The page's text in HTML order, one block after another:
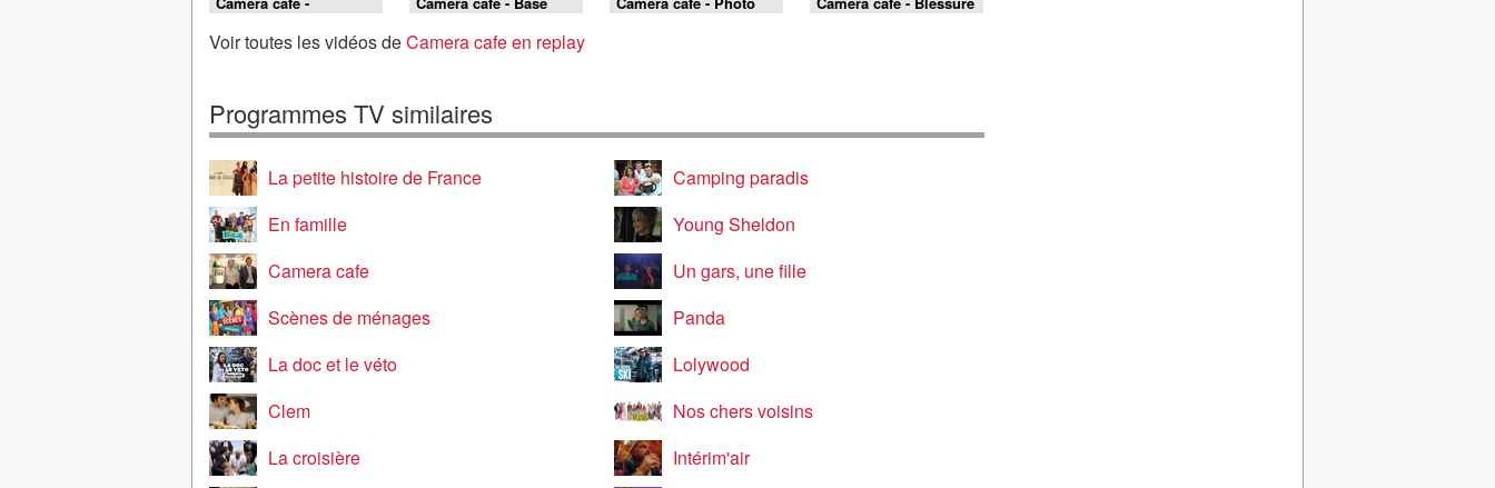
L'homme de Rio jump mateur secrète
Voir toutes les vidéos deCamera cafe en replay
Programmes TV similaires
La petite histoire de France
Camping paradis
En famille
Young Sheldon
Camera cafe
Un gars, une fille
Scènes de ménages
Panda
La doc et le véto
Lolywood
Clem
Nos chers voisins
La croisière
Intérim'air